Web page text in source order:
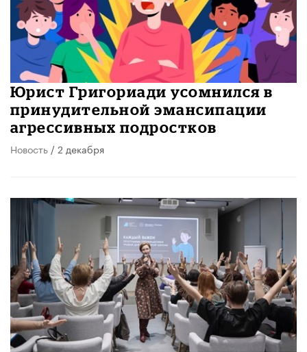
Юрист Григориади усомнился в
принудительной эмансипации
агрессивных подростков
Новость / 2 декабря